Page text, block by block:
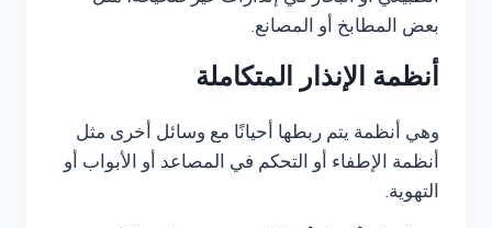
بعض المطابخ أو المصانع.
أنظمة الإنذار المتكاملة
وهي أنظمة يتم ربطها أحيانًا مع وسائل أخرى مثل
أنظمة الإطفاء أو التحكم في المصاعد أو الأبواب أو
التهوية.